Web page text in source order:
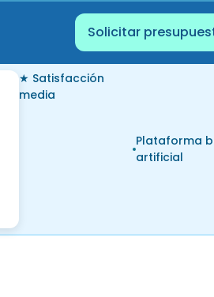
Solicitar
★ Satisfacción
media
Plataforma
artificial